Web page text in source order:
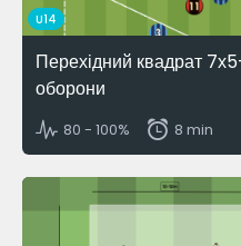
U14
Перехідний квадрат
оборони
80 - 100% 8 min